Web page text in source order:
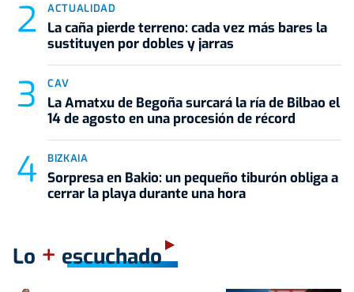
ACTUALIDAD
La caña pierde terreno: cada vez más bares la
sustituyen por dobles y jarras
CAV
La Amatxu de Begoña surcará la ría de Bilbao el
14 de agosto en una procesión de récord
BIZKAIA
Sorpresa en Bakio: un pequeño tiburón obliga a
cerrar la playa durante una hora
Lo + escuchado